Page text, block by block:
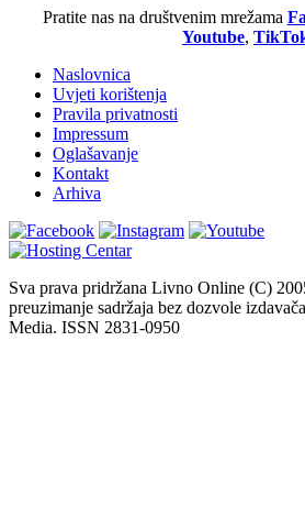
Pratite nas na društvenim mrežama
Youtube,
Naslovnica
Uvjeti korištenja
Pravila privatnosti
Impressum
Oglašavanje
Kontakt
Arhiva
Sva prava pridržana Livno Online (C)
preuzimanje sadržaja bez dozvole
Media. ISSN 2831-0950